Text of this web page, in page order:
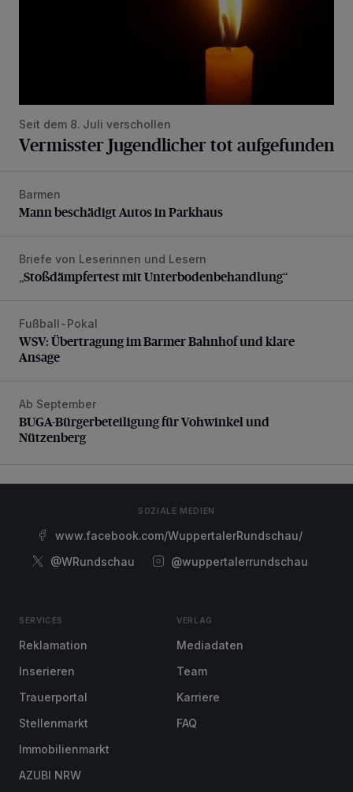
Seit dem 8. Juli verschollen
Vermisster Jugendlicher tot aufgefunden
Mann beschädigt Autos in Parkhaus
Barmen
Mann beschädigt Autos in Parkhaus
„Stoßdämpfertest mit Unterbodenbehandlung“
Briefe von Leserinnen und Lesern
„Stoßdämpfertest mit Unterbodenbehandlung“
WSV: Übertragung im Barmer Bahnhof und klare Ansage
Fußball-Pokal
WSV: Übertragung im Barmer Bahnhof und klare
Ansage
BUGA-Bürgerbeteiligung für Vohwinkel und Nützenberg
Ab September
BUGA-Bürgerbeteiligung für Vohwinkel und
Nützenberg
SOZIALE MEDIEN
www.facebook.com/WuppertalerRundschau/
@WRundschau
@wuppertalerrundschau
SERVICES
Reklamation
Inserieren
Trauerportal
Stellenmarkt
Immobilienmarkt
AZUBI NRW
VERLAG
Mediadaten
Team
Karriere
FAQ